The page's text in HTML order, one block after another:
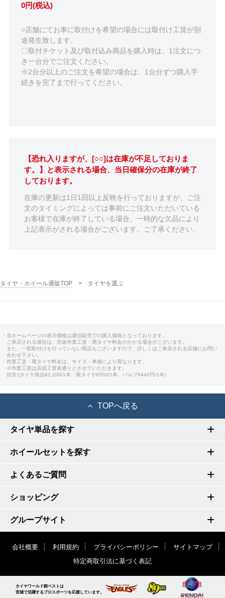
0円(税込)
○店舗にてお車に取付けを希望の場合には取付け工賃が別
途発生致します。
〇取付チケット及び取付込み商品を購入時は、1注文につ
き一台分でご注文ください。
※2台分以上のご注文を希望の場合は、1台分ずつ購入手
続きを完了まで行ってください。
【恐れ入りますが、[○○]は在庫が不足しておりま
す。】と表示される場合、当日確保分の在庫が終了
しております。
在庫の更新は1日1回以上反映を行っておりますが、ご注
文のタイミングによっては事前にご注文いただいている
お客様で在庫が終了している場合、一時的な欠品により
上記表示がされる場合がございます。ご了承ください。
タイヤ・ホイール通販TOP タイヤを選ぶ
・当ホームページの表示価格は通信販売での購入価格となっております。
ご来店される場合は、別途作業工賃・廃タイヤ料金がかかる場合がございます。
また、一部取付けを行っていない商品もございますので、詳しくはご来店される店舗にお問い
合わせ下さい。
・作業工賃・廃タイヤ料金は、サイズ・車種により異なります。
※作業工賃は店頭工賃表通りとさせていただきます。
目安:(タイヤ単品¥2,200/1本、廃タイヤ¥550/1本、バルブ¥440円/1本)
TOPへ戻る
タイヤ単品を探す
ホイールセットを探す
よくあるご質問
ショッピング
グループサイト
会社概要 利用規約 プライバシーポリシー
サイトマップ
特定商取引法に基づく表記
タイヤワールド館ベストは
宮城で活躍するプロスポーツを応援しています。